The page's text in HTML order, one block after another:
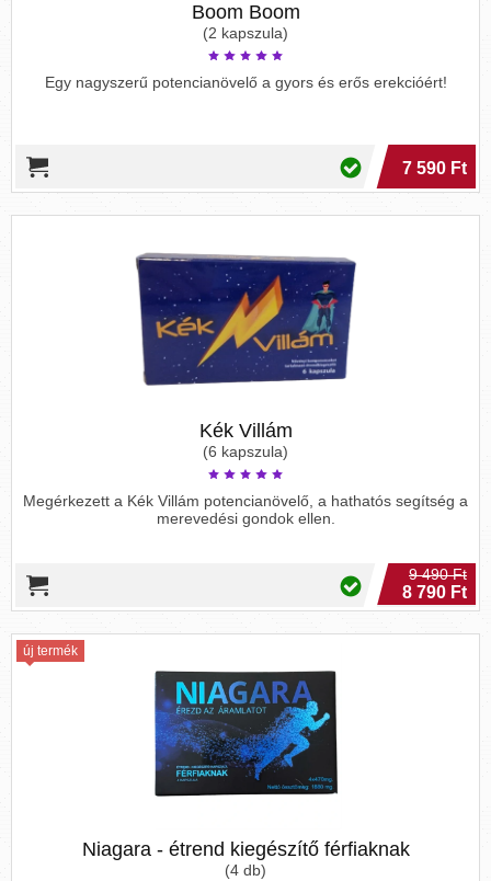
Boom Boom
(2 kapszula)
Egy nagyszerű potencianövelő a gyors és erős erekcióért!
7 590 Ft
Kék Villám
(6 kapszula)
Megérkezett a Kék Villám potencianövelő, a hathatós segítség a
merevedési gondok ellen.
9 490 Ft
8 790 Ft
új termék
Niagara - étrend kiegészítő férfiaknak
(4 db)